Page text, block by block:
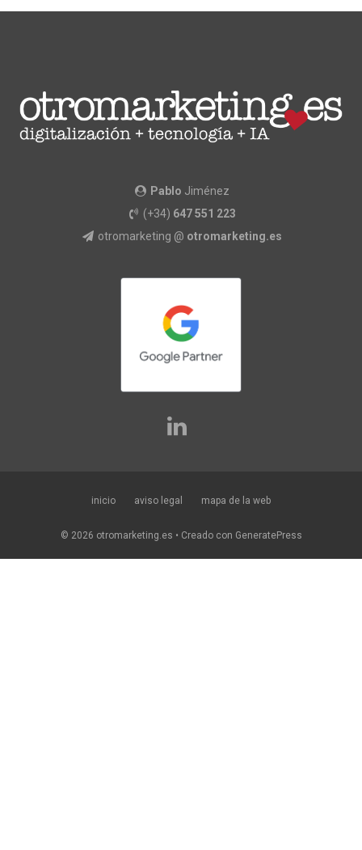
Pablo Jiménez
(+34) 647 551 223
otromarketing @ otromarketing.es
inicio aviso legal mapa de la web
© 2026 otromarketing.es • Creado con GeneratePress